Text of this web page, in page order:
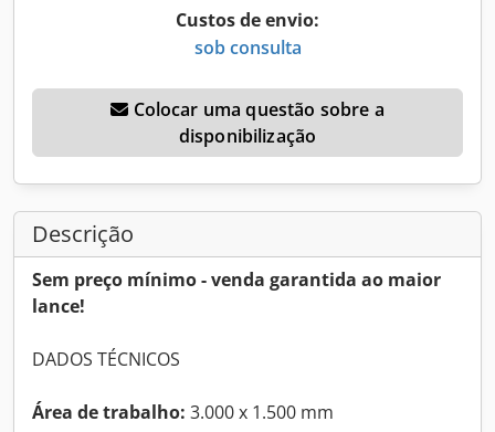
Custos de envio:
sob consulta
disponibilização
Descrição
Sem preço mínimo - venda garantida ao maior
lance!
DADOS TÉCNICOS
Área de trabalho: 3.000 x 1.500 mm